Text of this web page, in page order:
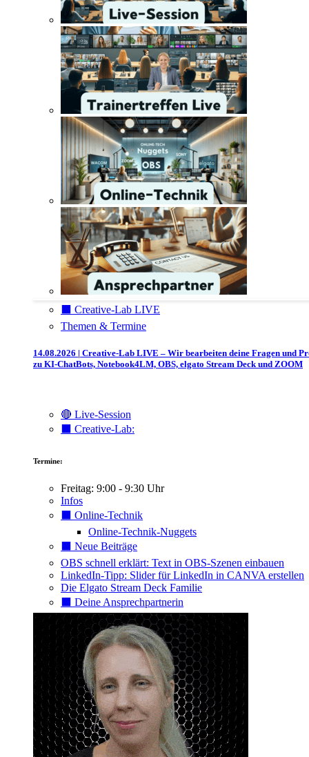
⬛️ Creative-Lab LIVE
Themen & Termine
14.08.2026 | Creative-Lab LIVE – Wir bearbeiten deine Fragen und
zu KI-ChatBots, Notebook4LM, OBS, elgato Stream Deck und ZOOM
🔴 Live-Session
⬛️ Creative-Lab:
Termine:
Freitag: 9:00 - 9:30 Uhr
Infos
⬛️ Online-Technik
Online-Technik-Nuggets
⬛️ Neue Beiträge
OBS schnell erklärt: Text in OBS-Szenen einbauen
LinkedIn-Tipp: Slider für LinkedIn in CANVA erstellen
Die Elgato Stream Deck Familie
⬛️ Deine Ansprechpartnerin